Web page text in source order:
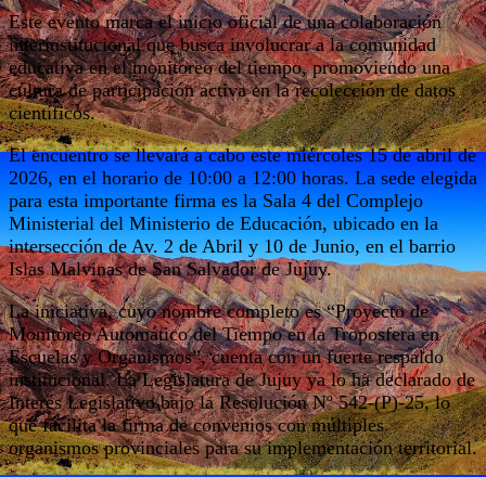
Este evento marca el inicio oficial de una colaboración
interinstitucional que busca involucrar a la comunidad
educativa en el monitoreo del tiempo, promoviendo una
cultura de participación activa en la recolección de datos
científicos.
El encuentro se llevará a cabo este miércoles 15 de abril de
2026, en el horario de 10:00 a 12:00 horas. La sede elegida
para esta importante firma es la Sala 4 del Complejo
Ministerial del Ministerio de Educación, ubicado en la
intersección de Av. 2 de Abril y 10 de Junio, en el barrio
Islas Malvinas de San Salvador de Jujuy.
La iniciativa, cuyo nombre completo es “Proyecto de
Monitoreo Automático del Tiempo en la Troposfera en
Escuelas y Organismos”, cuenta con un fuerte respaldo
institucional. La Legislatura de Jujuy ya lo ha declarado de
Interés Legislativo bajo la Resolución Nº 542-(P)-25, lo
que facilita la firma de convenios con múltiples
organismos provinciales para su implementación territorial.